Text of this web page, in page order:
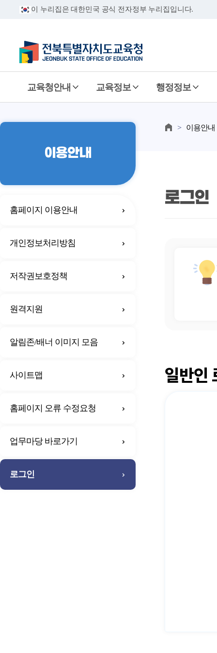
이 누리집은 대한민국 공식 전자정부 누리집입니다.
교육청안내 교육정보 행정정보
이용안내
홈페이지 이용안내
개인정보처리방침
저작권보호정책
원격지원
알림존/배너 이미지 모음
사이트맵
홈페이지 오류 수정요청
업무마당 바로가기
로그인
이용안내
로그인
일반인